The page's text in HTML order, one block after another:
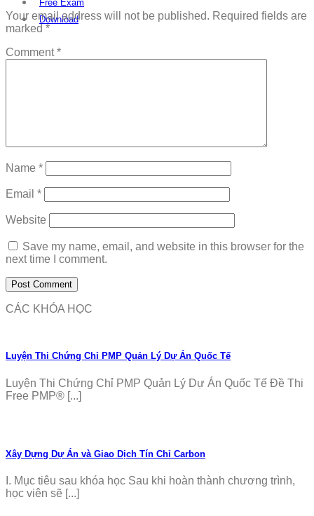
Free Exam
Download
Your email address will not be published. Required fields are
marked *
Comment*
Name *
Email *
Website
Save my name, email, and website in this browser for the
next time I comment.
CÁC KHÓA HỌC
Luyện Thi Chứng Chỉ PMP Quản Lý Dự Án Quốc Tế
Luyện Thi Chứng Chỉ PMP Quản Lý Dự Án Quốc Tế Đề Thi
Free PMP® [...]
Xây Dựng Dự Án và Giao Dịch Tín Chỉ Carbon
I. Mục tiêu sau khóa học Sau khi hoàn thành chương trình,
học viên sẽ [...]